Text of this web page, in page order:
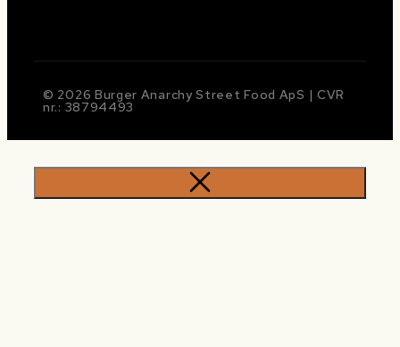
© 2026 Burger Anarchy Street Food ApS | CVR
nr.: 38794493